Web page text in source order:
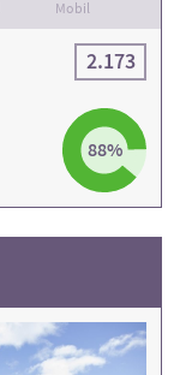
Mobil
88%
2.173